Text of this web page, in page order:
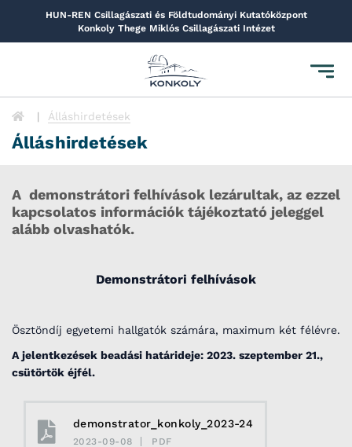
HUN-REN Csillagászati és Földtudományi Kutatóközpont
Konkoly Thege Miklós Csillagászati Intézet
Toggle
Álláshirdetések
Álláshirdetések
A demonstrátori felhívások lezárultak, az ezzel
kapcsolatos információk tájékoztató jeleggel
alább olvashatók.
Demonstrátori felhívások
Ösztöndíj egyetemi hallgatók számára, maximum két félévre.
A jelentkezések beadási határideje: 2023. szeptember 21.,
csütörtök éjfél.
demonstrator_konkoly_2023-24
2023-09-08 PDF